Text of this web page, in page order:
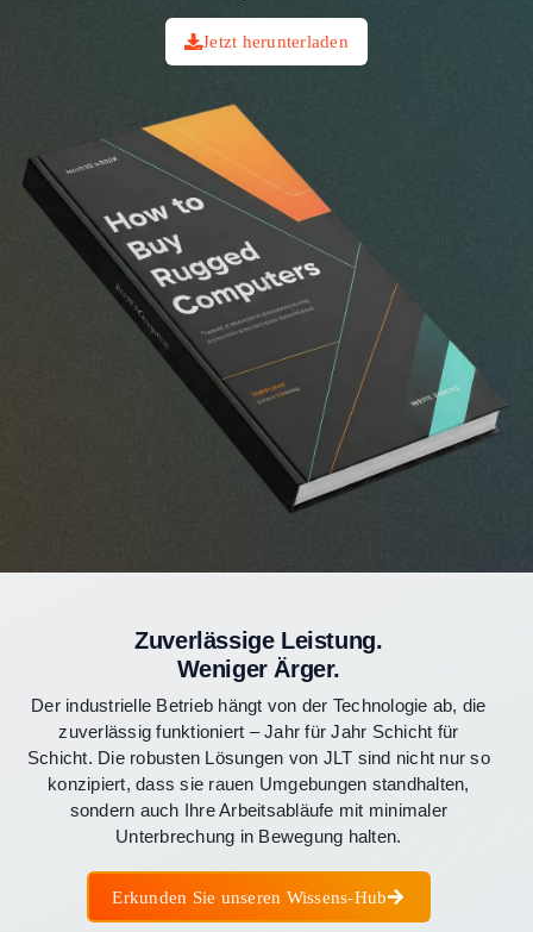
Jetzt herunterladen
Zuverlässige Leistung.
Weniger Ärger.
Der industrielle Betrieb hängt von der Technologie ab, die
zuverlässig funktioniert – Jahr für Jahr Schicht für
Schicht. Die robusten Lösungen von JLT sind nicht nur so
konzipiert, dass sie rauen Umgebungen standhalten,
sondern auch Ihre Arbeitsabläufe mit minimaler
Unterbrechung in Bewegung halten.
Erkunden Sie unseren Wissens-Hub